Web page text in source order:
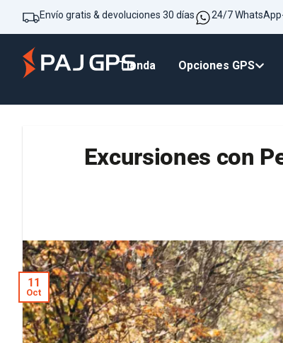
Envío gratis & devoluciones 30 días 24/7
Tienda Opciones GPS
Excursiones con
11
Oct